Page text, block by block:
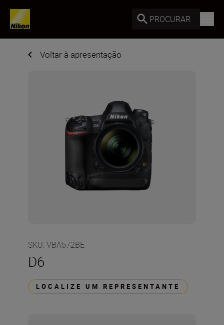
PROCURAR
Voltar à apresentação
SKU: VBA572BE
D6
LOCALIZE UM REPRESENTANTE